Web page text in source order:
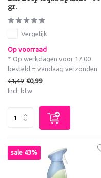
gr.
Vergelijk
Op voorraad
* Op werkdagen voor 17:00
besteld = vandaag verzonden
€1,49 €0,99
Incl. btw
sale 43%